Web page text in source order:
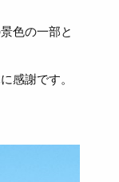
色の一部と
感謝です。